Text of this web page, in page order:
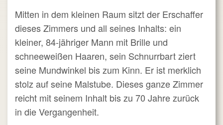
Mitten in dem kleinen Raum sitzt der Erschaffer
dieses Zimmers und all seines Inhalts: ein
kleiner, 84-jähriger Mann mit Brille und
schneeweißen Haaren, sein Schnurrbart ziert
seine Mundwinkel bis zum Kinn. Er ist merklich
stolz auf seine Malstube. Dieses ganze Zimmer
reicht mit seinem Inhalt bis zu 70 Jahre zurück
in die Vergangenheit.